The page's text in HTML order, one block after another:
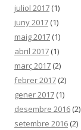
juliol 2017 (1)
juny 2017 (1)
maig 2017 (1)
abril 2017 (1)
març 2017 (2)
febrer 2017 (2)
gener 2017 (1)
desembre 2016 (2)
setembre 2016 (2)